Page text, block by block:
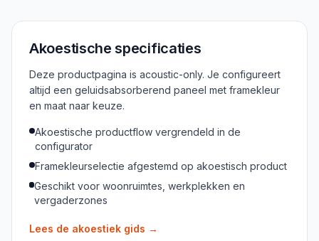
Akoestische specificaties
Deze productpagina is acoustic-only. Je configureert
altijd een geluidsabsorberend paneel met framekleur
en maat naar keuze.
Akoestische productflow vergrendeld in de
configurator
Framekleurselectie afgestemd op akoestisch product
Geschikt voor woonruimtes, werkplekken en
vergaderzones
Lees de akoestiek gids →